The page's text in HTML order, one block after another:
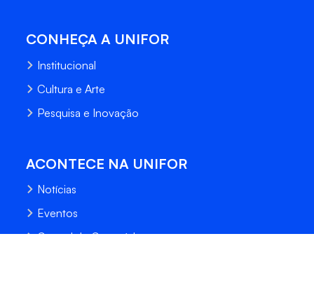
CONHEÇA A UNIFOR
Institucional
Cultura e Arte
Pesquisa e Inovação
ACONTECE NA UNIFOR
Notícias
Eventos
Central de Conteúdo